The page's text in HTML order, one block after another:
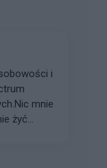
i
mnie
żyć...